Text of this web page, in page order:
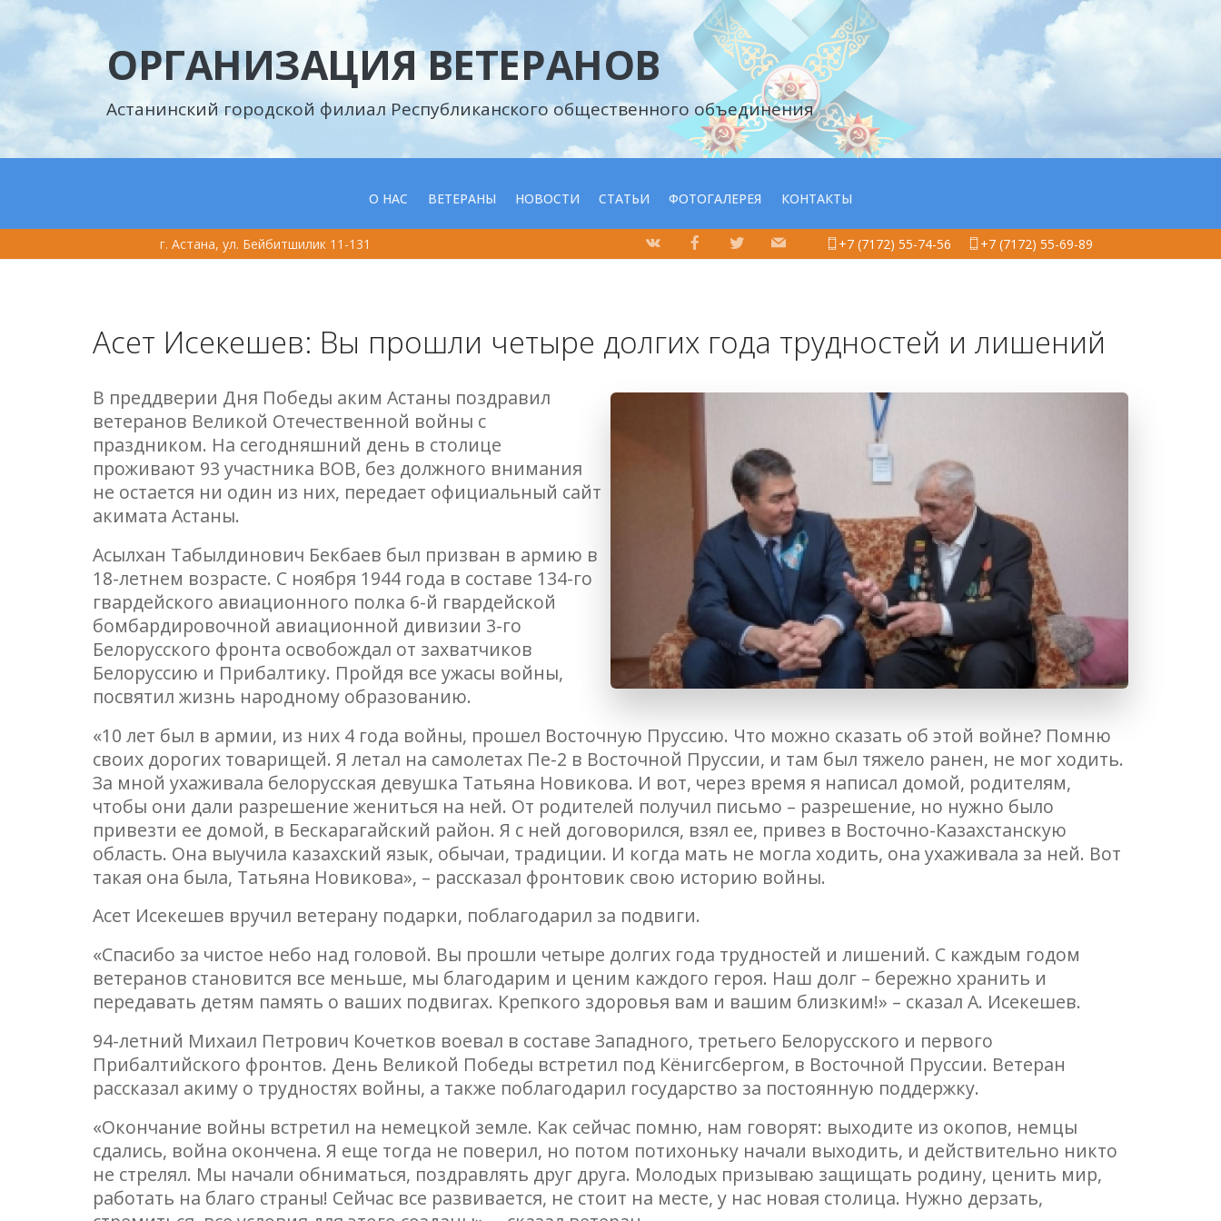
ОРГАНИЗАЦИЯ ВЕТЕРАНОВ
Астанинский городской филиал Республиканского общественного объединения
О НАС ВЕТЕРАНЫ НОВОСТИ СТАТЬИ ФОТОГАЛЕРЕЯ КОНТАКТЫ
г. Астана, ул. Бейбитшилик 11-131 +7 (7172) 55-74-56 +7 (7172) 55-69-89
Асет Исекешев: Вы прошли четыре долгих года трудностей и лишений
В преддверии Дня Победы аким Астаны поздравил
ветеранов Великой Отечественной войны с
праздником. На сегодняшний день в столице
проживают 93 участника ВОВ, без должного внимания
не остается ни один из них, передает официальный сайт
акимата Астаны.
Асылхан Табылдинович Бекбаев был призван в армию в
18-летнем возрасте. С ноября 1944 года в составе 134-го
гвардейского авиационного полка 6-й гвардейской
бомбардировочной авиационной дивизии 3-го
Белорусского фронта освобождал от захватчиков
Белоруссию и Прибалтику. Пройдя все ужасы войны,
посвятил жизнь народному образованию.
«10 лет был в армии, из них 4 года войны, прошел Восточную Пруссию. Что можно сказать об этой войне? Помню
своих дорогих товарищей. Я летал на самолетах Пе-2 в Восточной Пруссии, и там был тяжело ранен, не мог ходить.
За мной ухаживала белорусская девушка Татьяна Новикова. И вот, через время я написал домой, родителям,
чтобы они дали разрешение жениться на ней. От родителей получил письмо – разрешение, но нужно было
привезти ее домой, в Бескарагайский район. Я с ней договорился, взял ее, привез в Восточно-Казахстанскую
область. Она выучила казахский язык, обычаи, традиции. И когда мать не могла ходить, она ухаживала за ней. Вот
такая она была, Татьяна Новикова», – рассказал фронтовик свою историю войны.
Асет Исекешев вручил ветерану подарки, поблагодарил за подвиги.
«Спасибо за чистое небо над головой. Вы прошли четыре долгих года трудностей и лишений. С каждым годом
ветеранов становится все меньше, мы благодарим и ценим каждого героя. Наш долг – бережно хранить и
передавать детям память о ваших подвигах. Крепкого здоровья вам и вашим близким!» – сказал А. Исекешев.
94-летний Михаил Петрович Кочетков воевал в составе Западного, третьего Белорусского и первого
Прибалтийского фронтов. День Великой Победы встретил под Кёнигсбергом, в Восточной Пруссии. Ветеран
рассказал акиму о трудностях войны, а также поблагодарил государство за постоянную поддержку.
«Окончание войны встретил на немецкой земле. Как сейчас помню, нам говорят: выходите из окопов, немцы
сдались, война окончена. Я еще тогда не поверил, но потом потихоньку начали выходить, и действительно никто
не стрелял. Мы начали обниматься, поздравлять друг друга. Молодых призываю защищать родину, ценить мир,
работать на благо страны! Сейчас все развивается, не стоит на месте, у нас новая столица. Нужно дерзать,